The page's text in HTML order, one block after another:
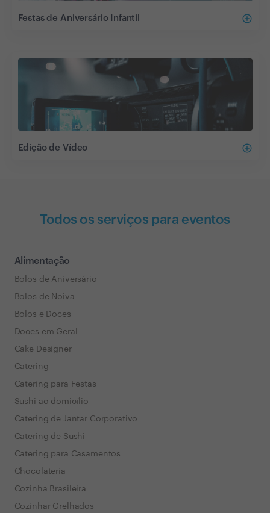
Festas de Aniversário Infantil add_circle_outline
Edição de Vídeo add_circle_outline
Todos os serviços para eventos
Alimentação
Bolos de Aniversário
Bolos de Noiva
Bolos e Doces
Doces em Geral
Cake Designer
Catering
Catering para Festas
Sushi ao domicílio
Catering de Jantar Corporativo
Catering de Sushi
Catering para Casamentos
Chocolateria
Cozinha Brasileira
Cozinhar Grelhados